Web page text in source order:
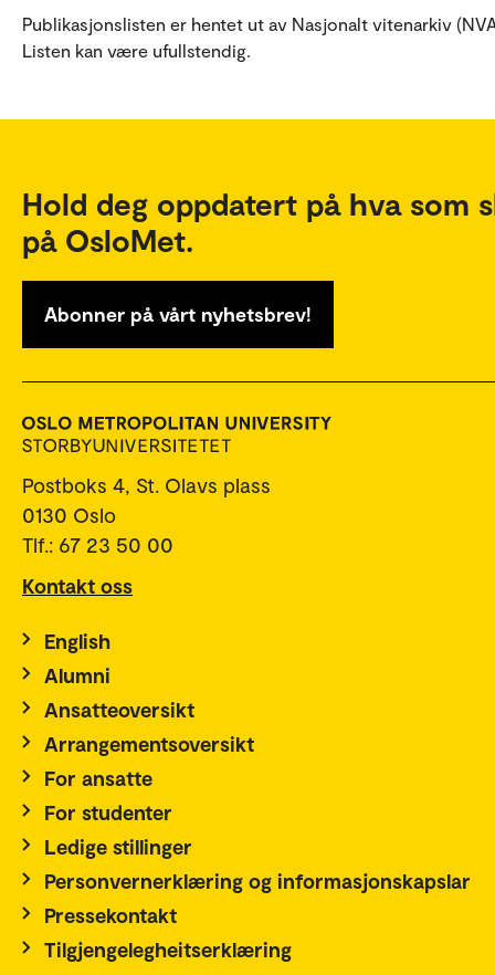
Publikasjonslisten er hentet ut av Nasjonalt vitenarkiv
Listen kan være ufullstendig.
Hold deg oppdatert på hva som
på OsloMet.
Abonner på vårt nyhetsbrev!
Postboks 4, St. Olavs plass
0130 Oslo
Tlf.: 67 23 50 00
Kontakt oss
English
Alumni
Ansatteoversikt
Arrangementsoversikt
For ansatte
For studenter
Ledige stillinger
Personvernerklæring og informasjonskapslar
Pressekontakt
Tilgjengelegheitserklæring